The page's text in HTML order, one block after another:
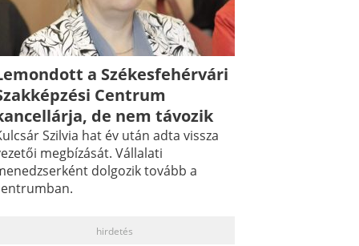
a Székesfehérvári
Centrum
de nem távozik
Szilvia hat év után adta vissza
megbízását. Vállalati
dolgozik tovább a
hirdetés